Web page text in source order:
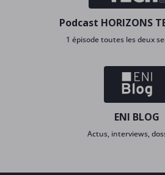
Podcast HORIZONS
1 épisode toutes les deux
ENI BLOG
Actus, interviews,